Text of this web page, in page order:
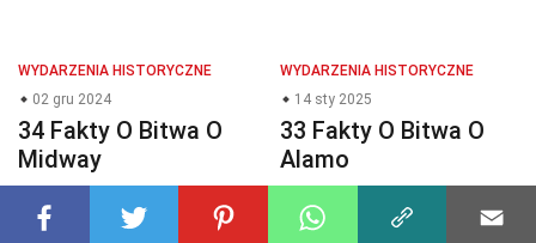
WYDARZENIA HISTORYCZNE
02 gru 2024
34 Fakty O Bitwa O
Midway
WYDARZENIA HISTORYCZNE
14 sty 2025
33 Fakty O Bitwa O
Alamo